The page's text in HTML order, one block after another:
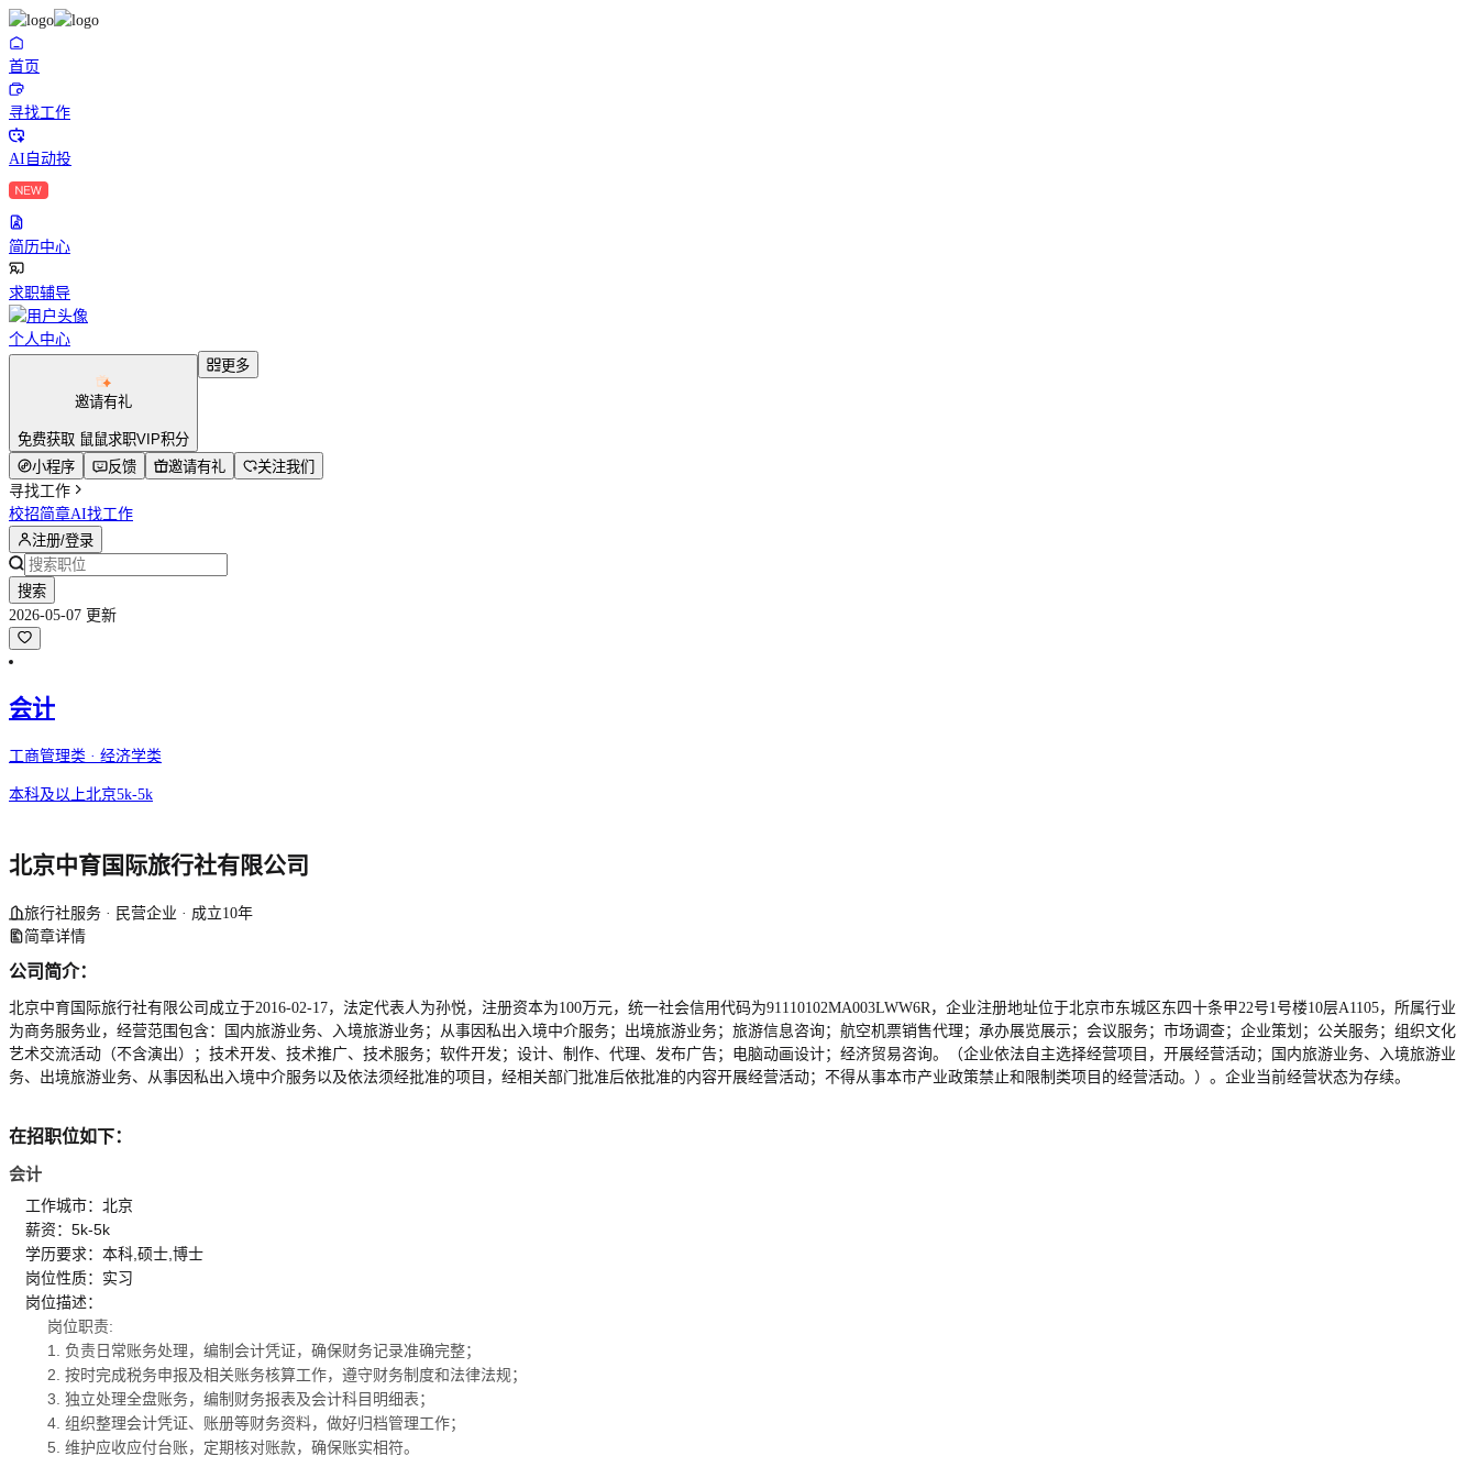
首页
寻找工作
AI自动投
简历中心
求职辅导
个人中心
邀请有礼
免费获取 鼠鼠求职VIP积分
更多
小程序 反馈 邀请有礼
关注我们
寻找工作
校招简章AI找工作
注册/登录
搜索
2026-05-07 更新
会计
工商管理类 · 经济学类
本科及以上北京5k-5k
北京中育国际旅行社有限公司
旅行社服务 · 民营企业 · 成立10年
简章详情
公司简介：
北京中育国际旅行社有限公司成立于2016-02-17，法定代表人为孙悦，注册资本为100万元，统一社会信用代码为91110102MA003LWW6R，企业注册地址位于北京市东城区东四十条甲22号1号楼10层A1105，所属行业
为商务服务业，经营范围包含：国内旅游业务、入境旅游业务；从事因私出入境中介服务；出境旅游业务；旅游信息咨询；航空机票销售代理；承办展览展示；会议服务；市场调查；企业策划；公关服务；组织文化
艺术交流活动（不含演出）；技术开发、技术推广、技术服务；软件开发；设计、制作、代理、发布广告；电脑动画设计；经济贸易咨询。（企业依法自主选择经营项目，开展经营活动；国内旅游业务、入境旅游业
务、出境旅游业务、从事因私出入境中介服务以及依法须经批准的项目，经相关部门批准后依批准的内容开展经营活动；不得从事本市产业政策禁止和限制类项目的经营活动。）。企业当前经营状态为存续。
在招职位如下：
会计
工作城市：北京
薪资：5k-5k
学历要求：本科,硕士,博士
岗位性质：实习
岗位描述：
岗位职责:
1. 负责日常账务处理，编制会计凭证，确保财务记录准确完整；
2. 按时完成税务申报及相关账务核算工作，遵守财务制度和法律法规；
3. 独立处理全盘账务，编制财务报表及会计科目明细表；
4. 组织整理会计凭证、账册等财务资料，做好归档管理工作；
5. 维护应收应付台账，定期核对账款，确保账实相符。